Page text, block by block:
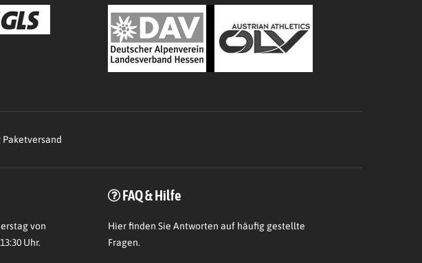
von
Uhr.
FAQ & Hilfe
Hierfinden Sie Antworten auf häufig gestellte
Fragen.